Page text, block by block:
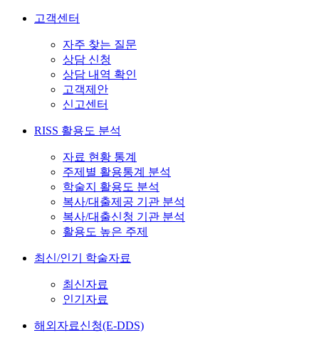
고객센터
자주 찾는 질문
상담 신청
상담 내역 확인
고객제안
신고센터
RISS 활용도 분석
자료 현황 통계
주제별 활용통계 분석
학술지 활용도 분석
복사/대출제공 기관 분석
복사/대출신청 기관 분석
활용도 높은 주제
최신/인기 학술자료
최신자료
인기자료
해외자료신청(E-DDS)